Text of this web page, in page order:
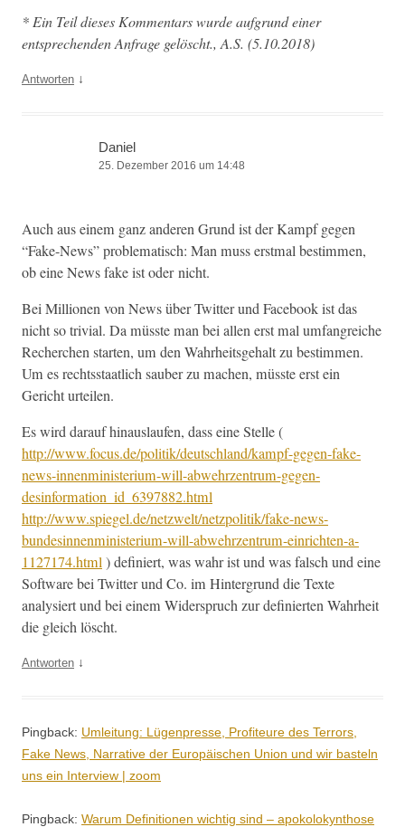
* Ein Teil dieses Kom­men­tars wurde auf­grund ein­er
entsprechen­den Anfrage gelöscht., A.S. (5.10.2018)
Antworten ↓
Daniel
25. Dezember 2016 um 14:48
Auch aus einem ganz anderen Grund ist der Kampf gegen
“Fake-News” prob­lema­tisch: Man muss erst­mal bes­tim­men,
ob eine News fake ist oder nicht.
Bei Mil­lio­nen von News über Twit­ter und Face­book ist das
nicht so triv­ial. Da müsste man bei allen erst mal umfan­gre­iche
Recherchen starten, um den Wahrheits­ge­halt zu bes­tim­men.
Um es rechtsstaatlich sauber zu machen, müsste erst ein
Gericht urteilen.
Es wird darauf hin­aus­laufen, dass eine Stelle (
http://www.focus.de/politik/deutschland/kampf-gegen-fake-
news-innenministerium-will-abwehrzentrum-gegen-
desinformation_id_6397882.html
http://www.spiegel.de/netzwelt/netzpolitik/fake-news-
bundesinnenministerium-will-abwehrzentrum-einrichten-a-
1127174.html) definiert, was wahr ist und was falsch und eine
Soft­ware bei Twit­ter und Co. im Hin­ter­grund die Texte
analysiert und bei einem Wider­spruch zur definierten Wahrheit
die gle­ich löscht.
Antworten ↓
Pingback: Umleitung: Lügenpresse, Profiteure des Terrors,
Fake News, Narrative der Europäischen Union und wir basteln
uns ein Interview | zoom
Pingback: Warum Definitionen wichtig sind – apokolokynthose